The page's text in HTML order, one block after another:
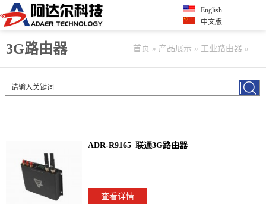
English
中文版
3G路由器 首页 » 产品展示 » 工业路由器 » 3G
ADR-R9165_联通3G路由器
查看详情